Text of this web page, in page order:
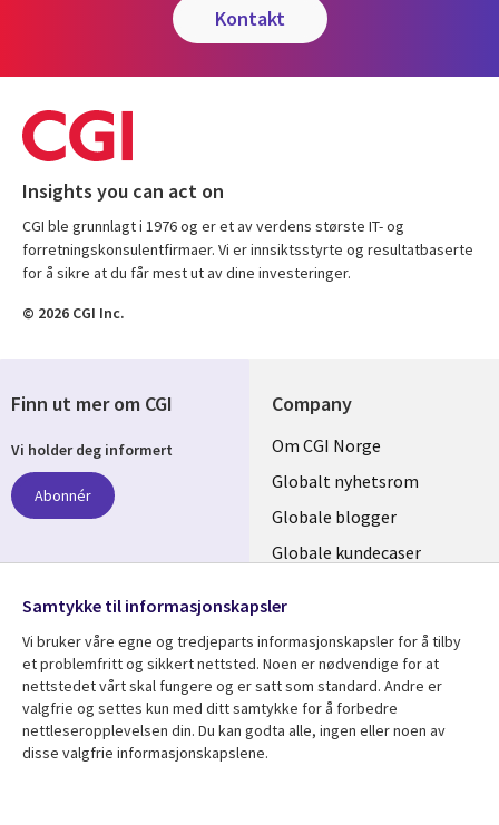
kontakt
Insights you can act on
CGI ble grunnlagt i 1976 og er et av verdens største IT- og
forretningskonsulentfirmaer. Vi er innsiktsstyrte og resultatbaserte
for å sikre at du får mest ut av dine investeringer.
© 2026 CGI Inc.
Company
Useful
links
NORWAY
Om CGI Norge
Globalt nyhetsrom
Globale blogger
Globale kundecaser
Resource center Support
Finn ut mer om CGI
Vi holder deg informert
Abonnér
følg oss
Social
Media
NORWAY
Samtykke til informasjonskapsler
Vi bruker våre egne og tredjeparts informasjonskapsler for å tilby
et problemfritt og sikkert nettsted. Noen er nødvendige for at
nettstedet vårt skal fungere og er satt som standard. Andre er
valgfrie og settes kun med ditt samtykke for å forbedre
nettleseropplevelsen din. Du kan godta alle, ingen eller noen av
disse valgfrie informasjonskapslene.